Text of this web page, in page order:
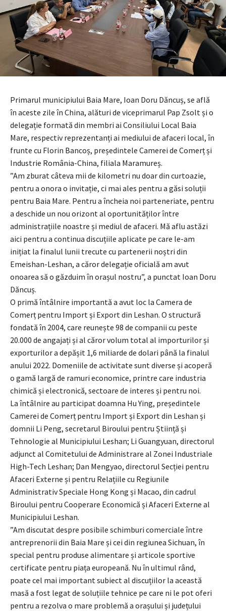
Primarul municipiului Baia Mare, Ioan Doru Dăncuș, se află
în aceste zile în China, alături de viceprimarul Pap Zsolt și o
delegație formată din membri ai Consiliului Local Baia
Mare, respectiv reprezentanți ai mediului de afaceri local, în
frunte cu Florin Bancoș, președintele Camerei de Comerț și
Industrie România-China, filiala Maramureș.
”Am zburat câteva mii de kilometri nu doar din curtoazie,
pentru a onora o invitație, ci mai ales pentru a găsi soluții
pentru Baia Mare. Pentru a încheia noi parteneriate, pentru
a deschide un nou orizont al oportunităților între
administrațiile noastre și mediul de afaceri. Mă aflu astăzi
aici pentru a continua discuțiile aplicate pe care le-am
inițiat la finalul lunii trecute cu partenerii noștri din
Emeishan-Leshan, a căror delegație oficială am avut
onoarea să o găzduim în orașul nostru”, a punctat Ioan Doru
Dăncuș.
O primă întâlnire importantă a avut loc la Camera de
Comerț pentru Import și Export din Leshan. O structură
fondată în 2004, care reunește 98 de companii cu peste
20.000 de angajați și al căror volum total al importurilor și
exporturilor a depășit 1,6 miliarde de dolari până la finalul
anului 2022. Domeniile de activitate sunt diverse și acoperă
o gamă largă de ramuri economice, printre care industria
chimică și electronică, sectoare de interes și pentru noi.
La întâlnire au participat doamna Hu Ying, președintele
Camerei de Comerț pentru Import și Export din Leshan și
domnii Li Peng, secretarul Biroului pentru Știință și
Tehnologie al Municipiului Leshan; Li Guangyuan, directorul
adjunct al Comitetului de Administrare al Zonei Industriale
High-Tech Leshan; Dan Mengyao, directorul Secției pentru
Afaceri Externe și pentru Relațiile cu Regiunile
Administrativ Speciale Hong Kong și Macao, din cadrul
Biroului pentru Cooperare Economică și Afaceri Externe al
Municipiului Leshan.
”Am discutat despre posibile schimburi comerciale între
antreprenorii din Baia Mare și cei din regiunea Sichuan, în
special pentru produse alimentare și articole sportive
certificate pentru piața europeană. Nu în ultimul rând,
poate cel mai important subiect al discuțiilor la această
masă a fost legat de soluțiile tehnice pe care ni le pot oferi
pentru a rezolva o mare problemă a orașului și județului